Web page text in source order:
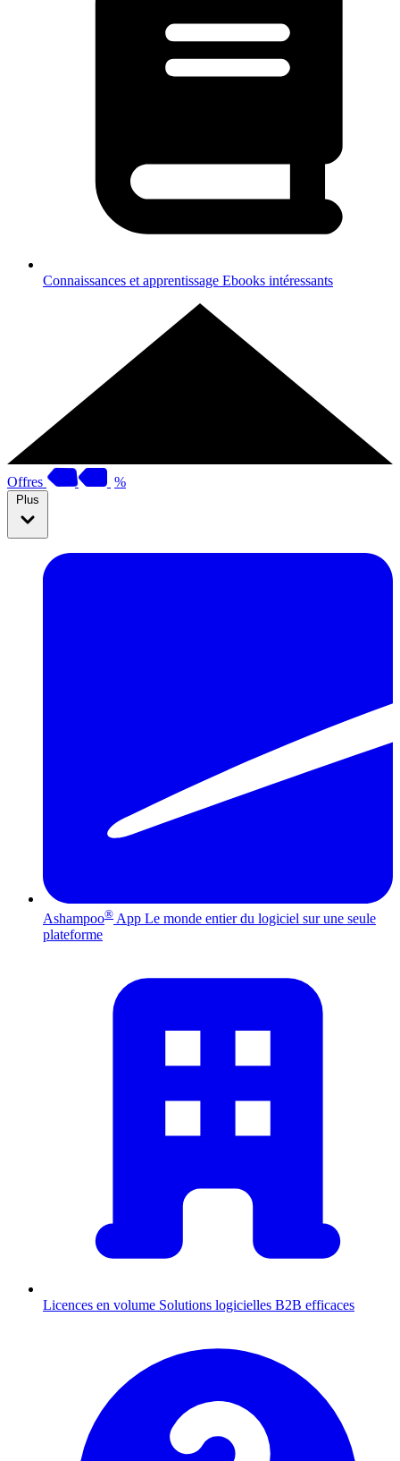
Connaissances et apprentissage Ebooks intéressants
Offres %
Plus
Ashampoo® App Le monde entier du logiciel sur une seule
plateforme
Licences en volume Solutions logicielles B2B efficaces